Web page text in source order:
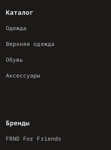
Каталог
Одежда
Верхняя одежда
Обувь
Аксессуары
Бренды
FRND For Friends